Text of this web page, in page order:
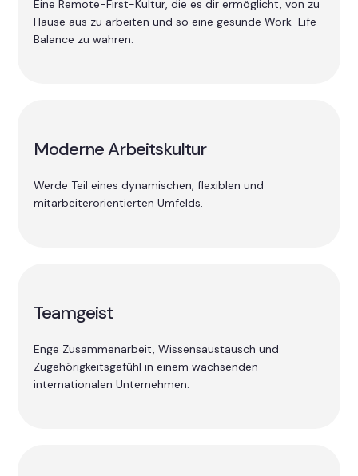
Eine Remote-First-Kultur, die es dir ermöglicht, von zu
Hause aus zu arbeiten und so eine gesunde Work-Life-
Balance zu wahren.
Moderne Arbeitskultur
Werde Teil eines dynamischen, flexiblen und
mitarbeiterorientierten Umfelds.
Teamgeist
Enge Zusammenarbeit, Wissensaustausch und
Zugehörigkeitsgefühl in einem wachsenden
internationalen Unternehmen.